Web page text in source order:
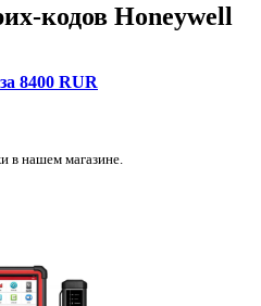
кодов Honeywell
8400 RUR
в нашем магазине.